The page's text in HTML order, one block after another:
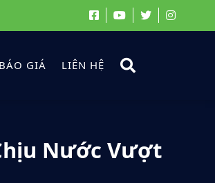
BÁO GIÁ LIÊN HỆ
Nước Vượt